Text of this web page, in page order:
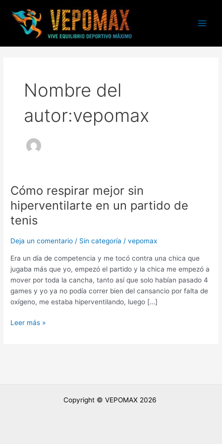
contenido
Menu
Nombre del
autor:vepomax
Cómo respirar mejor sin
hiperventilarte en un partido de
tenis
Deja un comentario / Sin categoría /vepomax
Era un día de competencia y me tocó contra una chica que
jugaba más que yo, empezó el partido y la chica me empezó a
mover por toda la cancha, tanto así que solo habían pasado 4
games y yo ya no podía correr bien del cansancio por falta de
oxígeno, me estaba hiperventilando, luego […]
Cómo
respirar
mejor
sin
en
un
partido
de
Leer más »
Copyright © VEPOMAX 2026